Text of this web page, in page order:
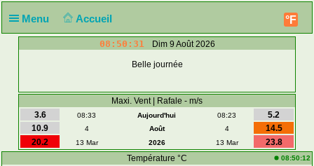
Menu Accueil °F
08:50:31 Dim 9 Août 2026
Belle journée
Maxi. Vent | Rafale - m/s
3.6
08:33 Aujourd'hui 08:23
5.2
10.9
4 Août 4
14.5
20.2
13 Mar 2026 13 Mar
23.8
Température °C
08:50:12